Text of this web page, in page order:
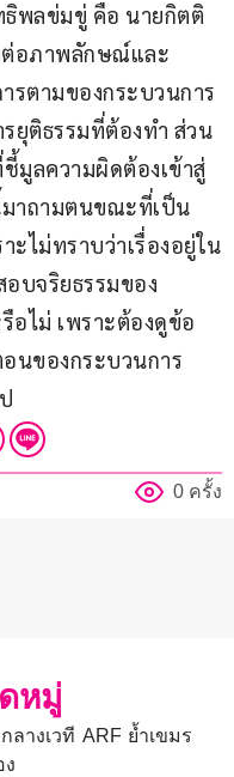
ธิพลข่มขู่ คือ นายกิตติ
ต่อภาพลักษณ์และ
รตามของกระบวนการ
ยุติธรรมที่ต้องทำ ส่วน
มูลความผิดต้องเข้าสู่
าถามตนขณะที่เป็น
ะไม่ทราบว่าเรื่องอยู่ใน
บจริยธรรมของ
อไม่ เพราะต้องดูข้อ
นของกระบวนการ
0 ครั้ง
หมู่
ลางเวที ARF ย้ำเขมร